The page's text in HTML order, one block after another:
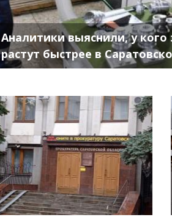
Аналитики выяснили, у кого
растут быстрее в